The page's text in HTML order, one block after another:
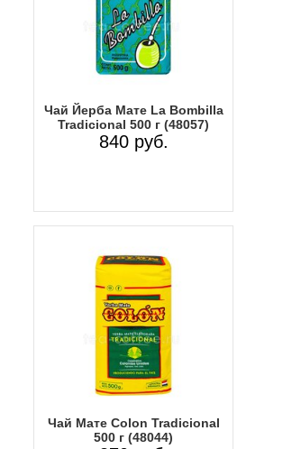
Чай Йерба Мате La Bombilla
Tradicional 500 г (48057)
840 руб.
Чай Мате Colon Tradicional
500 г (48044)